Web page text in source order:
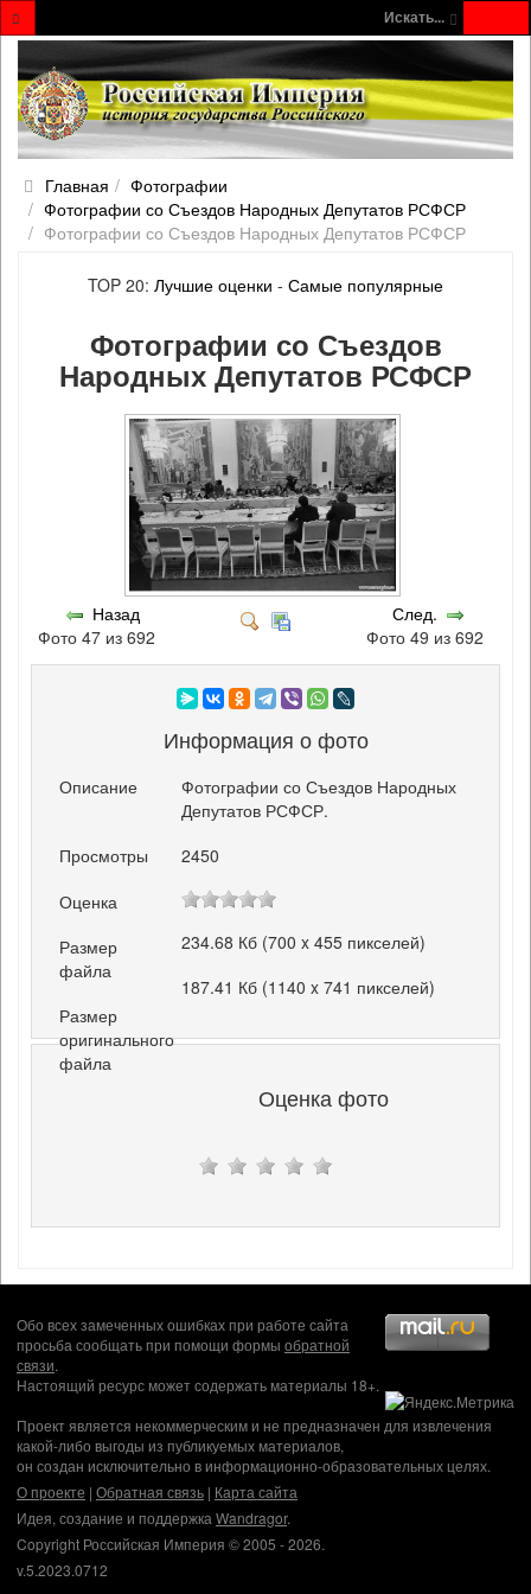
Искать...
Главная
Фотографии
Фотографии со Съездов Народных Депутатов РСФСР
Фотографии со Съездов Народных Депутатов РСФСР
TOP 20: Лучшие оценки - Самые популярные
Фотографии со Съездов
Народных Депутатов РСФСР
Назад
Фото 47 из 692
След.
Фото 49 из 692
Информация о фото
Описание
Фотографии со Съездов Народных
Депутатов РСФСР.
Просмотры
2450
Оценка
Размер
файла
234.68 Кб (700 x 455 пикселей)
Размер
оригинального
файла
187.41 Кб (1140 x 741 пикселей)
Оценка фото
Обо всех замеченных ошибках при работе сайта
просьба сообщать при помощи формы обратной
связи.
Настоящий ресурс может содержать материалы 18+.
Проект является некоммерческим и не предназначен для извлечения
какой-либо выгоды из публикуемых материалов,
он создан исключительно в информационно-образовательных целях.
О проекте | Обратная связь | Карта сайта
Идея, создание и поддержка Wandragor.
Copyright Российская Империя © 2005 - 2026.
v.5.2023.0712